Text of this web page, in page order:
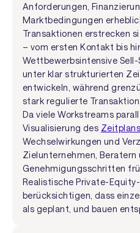
Anforderungen,
Marktbedingungen
Transaktionen erstrecken
– vom ersten Kontakt bis
Wettbewerbsintensive
unter klar strukturierten
entwickeln, während
stark regulierte
Da viele Workstreams
Visualisierung des Zeitplans
Wechselwirkungen und
Zielunternehmen, Beratern
Genehmigungsschritten
Realistische Private-
berücksichtigen, dass
als geplant, und bauen